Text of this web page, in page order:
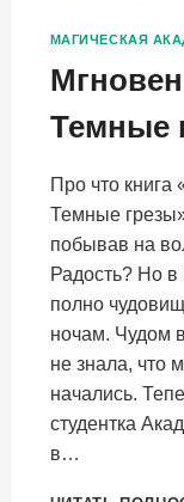
МАГИЧЕСКАЯ
Темные
Про что книга
Темные
побывав на
Радость? Но
полно
ночам. Чудом
не знала, что
начались.
студентка
в…